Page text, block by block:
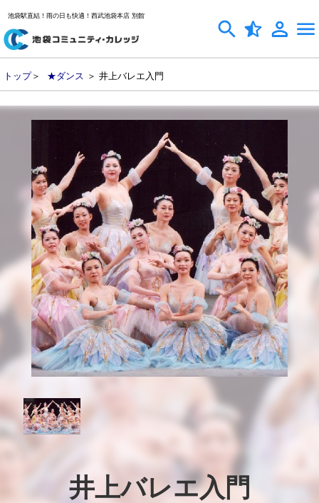
池袋駅直結！雨の日も快適！西武池袋本店 別館
トップ＞ ★ダンス ＞ 井上バレエ入門
井上バレエ入門